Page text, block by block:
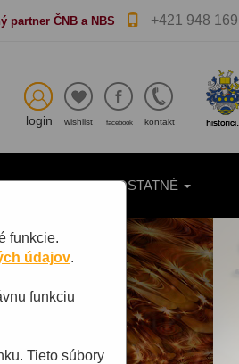
partner ČNB a NBS +421 948
login wishlist facebook kontakt
A KNIHY OSTATNÉ
funkcie.
údajov.
funkciu
Tieto súbory